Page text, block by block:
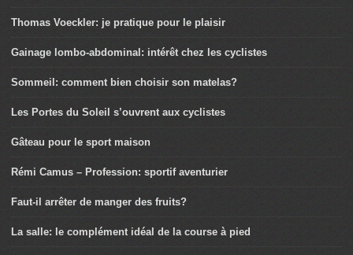
Thomas Voeckler: je pratique pour le plaisir
Gainage lombo-abdominal: intérêt chez les cyclistes
Sommeil: comment bien choisir son matelas?
Les Portes du Soleil s’ouvrent aux cyclistes
Gâteau pour le sport maison
Rémi Camus – Profession: sportif aventurier
Faut-il arrêter de manger des fruits?
La salle: le complément idéal de la course à pied